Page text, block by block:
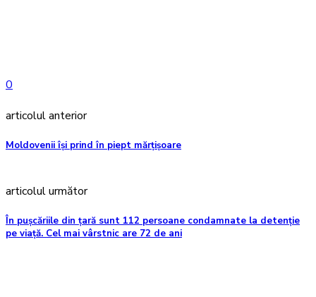
0
articolul anterior
Moldovenii își prind în piept mărțișoare
articolul următor
În pușcăriile din țară sunt 112 persoane condamnate la detenție
pe viață. Cel mai vârstnic are 72 de ani